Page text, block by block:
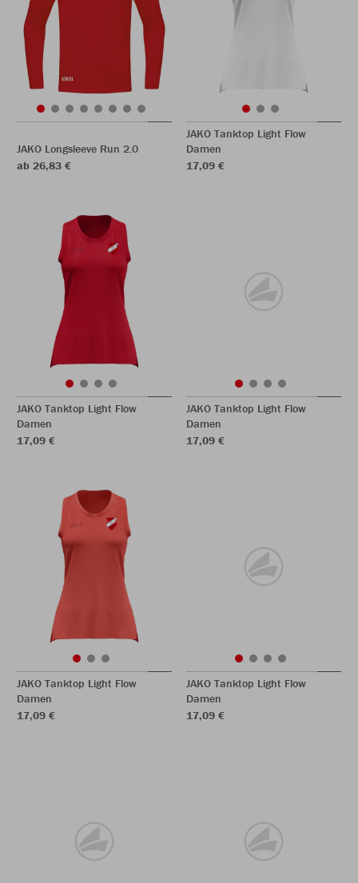
JAKO Longsleeve Run 2.0
ab 26,83 €
JAKO Tanktop Light Flow
Damen
17,09 €
JAKO Tanktop Light Flow
Damen
17,09 €
JAKO Tanktop Light Flow
Damen
17,09 €
JAKO Tanktop Light Flow
Damen
17,09 €
JAKO Tanktop Light Flow
Damen
17,09 €